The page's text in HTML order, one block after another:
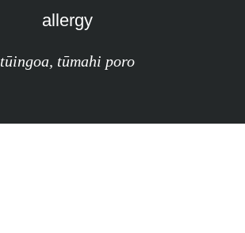
allergy
tūingoa, tūmahi poro